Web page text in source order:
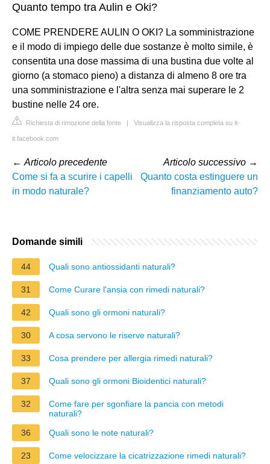
Quanto tempo tra Aulin e Oki?
COME PRENDERE AULIN O OKI? La somministrazione
e il modo di impiego delle due sostanze è molto simile, è
consentita una dose massima di una bustina due volte al
giorno (a stomaco pieno) a distanza di almeno 8 ore tra
una somministrazione e l'altra senza mai superare le 2
bustine nelle 24 ore.
Richiesta di rimozione della fonte | Visualizza la risposta completa su it-
it.facebook.com
← Articolo precedente
Come si fa a scurire i capelli
in modo naturale?
Articolo successivo →
Quanto costa estinguere un
finanziamento auto?
Domande simili
44 Quali sono antiossidanti naturali?
31 Come Curare l'ansia con rimedi naturali?
42 Quali sono gli ormoni naturali?
30 A cosa servono le riserve naturali?
33 Cosa prendere per allergia rimedi naturali?
37 Quali sono gli ormoni Bioidentici naturali?
32
Come fare per sgonfiare la pancia con metodi
naturali?
36
Quali sono le note naturali?
23 Come velocizzare la cicatrizzazione rimedi naturali?